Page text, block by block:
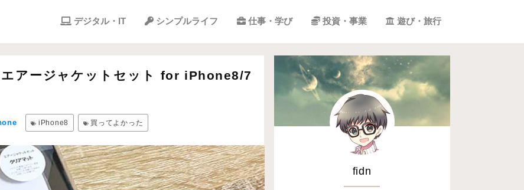
デジタル・IT シンプルライフ 仕事・学び 投資・事業 遊び・旅行
エアージャケットセット for iPhone8/7
iPhone8 買ってよかった
fidn